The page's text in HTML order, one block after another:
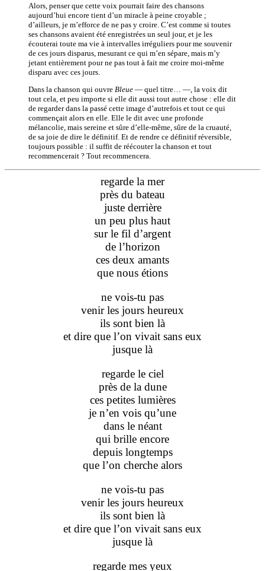
Alors, penser que cette voix pourrait faire des chansons
aujourd’hui encore tient d’un miracle à peine croyable ;
d’ailleurs, je m’efforce de ne pas y croire. C’est comme si toutes
ses chansons avaient été enregistrées un seul jour, et je les
écouterai toute ma vie à intervalles irréguliers pour me souvenir
de ces jours disparus, mesurant ce qui m’en sépare, mais m’y
jetant entièrement pour ne pas tout à fait me croire moi-même
disparu avec ces jours.
Dans la chanson qui ouvre Bleue — quel titre… —, la voix dit
tout cela, et peu importe si elle dit aussi tout autre chose : elle dit
de regarder dans la passé cette image d’autrefois et tout ce qui
commençait alors en elle. Elle le dit avec une profonde
mélancolie, mais sereine et sûre d’elle-même, sûre de la cruauté,
de sa joie de dire le définitif. Et de rendre ce définitif réversible,
toujours possible : il suffit de réécouter la chanson et tout
recommencerait ? Tout recommencera.
regarde la mer
près du bateau
juste derrière
un peu plus haut
sur le fil d’argent
de l’horizon
ces deux amants
que nous étions
ne vois-tu pas
venir les jours heureux
ils sont bien là
et dire que l’on vivait sans eux
jusque là
regarde le ciel
près de la dune
ces petites lumières
je n’en vois qu’une
dans le néant
qui brille encore
depuis longtemps
que l’on cherche alors
ne vois-tu pas
venir les jours heureux
ils sont bien là
et dire que l’on vivait sans eux
jusque là
regarde mes yeux